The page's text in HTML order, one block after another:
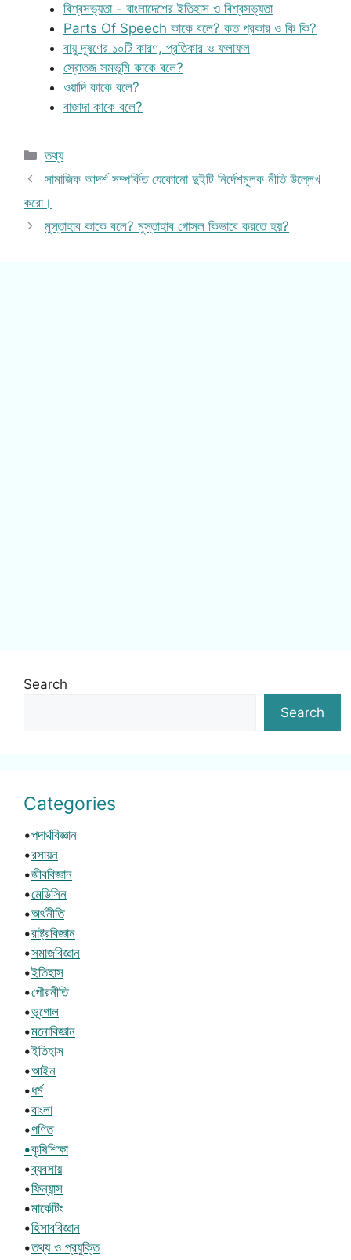
বিশ্বসভ্যতা - বাংলাদেশের ইতিহাস ও বিশ্বসভ্যতা
Parts Of Speech কাকে বলে? কত প্রকার ও কি কি?
বায়ু দূষণের ১০টি কারণ, প্রতিকার ও ফলাফল
স্রোতজ সমভূমি কাকে বলে?
ওয়াদি কাকে বলে?
বাজাদা কাকে বলে?
Categories
তথ্য
সামাজিক আদর্শ সম্পর্কিত যেকোনো দুইটি নির্দেশমূলক নীতি উল্লেখ
করো।
মুস্তাহাব কাকে বলে? মুস্তাহাব গোসল কিভাবে করতে হয়?
Search
Search
Categories
•পদার্থবিজ্ঞান
•রসায়ন
•জীববিজ্ঞান
•মেডিসিন
•অর্থনীতি
•রাষ্ট্রবিজ্ঞান
•সমাজবিজ্ঞান
•ইতিহাস
•পৌরনীতি
•ভূগোল
•মনোবিজ্ঞান
•ইতিহাস
•আইন
•ধর্ম
•বাংলা
•গণিত
•কৃষিশিক্ষা
•ব্যবসায়
•ফিন্যান্স
•মার্কেটিং
•হিসাববিজ্ঞান
•তথ্য ও প্রযুক্তি